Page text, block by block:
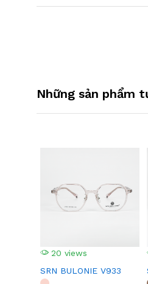
Những sản phẩm
20 views
SRN BULONIE V933